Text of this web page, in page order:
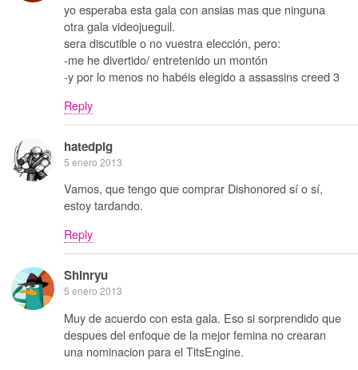
yo esperaba esta gala con ansias mas que ninguna
otra gala videojueguil.
sera discutible o no vuestra elección, pero:
-me he divertido/ entretenido un montón
-y por lo menos no habéis elegido a assassins creed 3
Reply
hatedpig
5 enero 2013
Vamos, que tengo que comprar Dishonored sí o sí,
estoy tardando.
Reply
Shinryu
5 enero 2013
Muy de acuerdo con esta gala. Eso si sorprendido que
despues del enfoque de la mejor femina no crearan
una nominacion para el TitsEngine.